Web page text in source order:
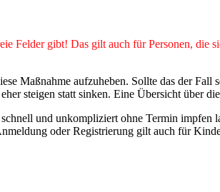
Felder gibt! Das gilt auch für Personen, die
Maßnahme aufzuheben. Sollte das der Fall
steigen statt sinken. Eine Übersicht über
und unkompliziert ohne Termin impfen
oder Registrierung gilt auch für